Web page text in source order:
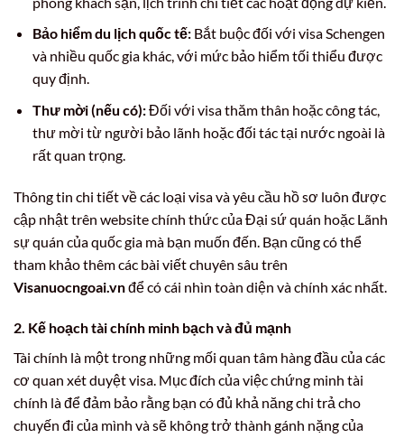
Bảo hiểm du lịch quốc tế:Bắt buộc đối với visa Schengen
và nhiều quốc gia khác, với mức bảo hiểm tối thiểu được
quy định.
Thư mời (nếu có):Đối với visa thăm thân hoặc công tác,
thư mời từ người bảo lãnh hoặc đối tác tại nước ngoài là
rất quan trọng.
Thông tin chi tiết về các loại visa và yêu cầu hồ sơ luôn được
cập nhật trên website chính thức của Đại sứ quán hoặc Lãnh
sự quán của quốc gia mà bạn muốn đến. Bạn cũng có thể
tham khảo thêm các bài viết chuyên sâu trên
Visanuocngoai.vnđể có cái nhìn toàn diện và chính xác nhất.
2. Kế hoạch tài chính minh bạch và đủ mạnh
Tài chính là một trong những mối quan tâm hàng đầu của các
cơ quan xét duyệt visa. Mục đích của việc chứng minh tài
chính là để đảm bảo rằng bạn có đủ khả năng chi trả cho
chuyến đi của mình và sẽ không trở thành gánh nặng của